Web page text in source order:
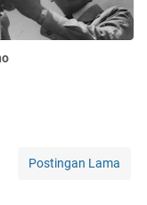
Postingan Lama